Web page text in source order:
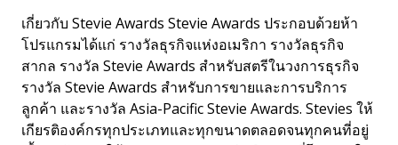
เกี่ยวกับ Stevie Awards Stevie Awards ประกอบด้วยห้า
โปรแกรมได้แก่ รางวัลธุรกิจแห่งอเมริกา รางวัลธุรกิจ
สากล รางวัล Stevie Awards สำหรับสตรีในวงการธุรกิจ
รางวัล Stevie Awards สำหรับการขายและการบริการ
ลูกค้า และรางวัล Asia-Pacific Stevie Awards. Stevies ให้
เกียรติองค์กรทุกประเภทและทุกขนาดตลอดจนทุกคนที่อยู่